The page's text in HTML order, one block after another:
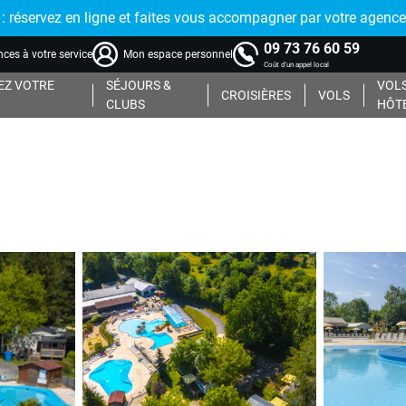
: réservez en ligne et faites vous accompagner par votre
à votre service Mon espace personnel 09 73 76 60 59
Coût d'un appel local
VOTRE
SÉJOURS &
CLUBS
CROISIÈRES VOLS